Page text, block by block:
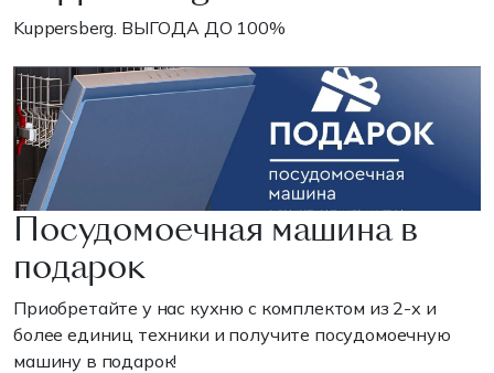
Kuppersberg. ВЫГОДА ДО 100%
Посудомоечная машина в
подарок
Приобретайте у нас кухню с комплектом из 2-х и
более единиц техники и получите посудомоечную
машину в подарок!